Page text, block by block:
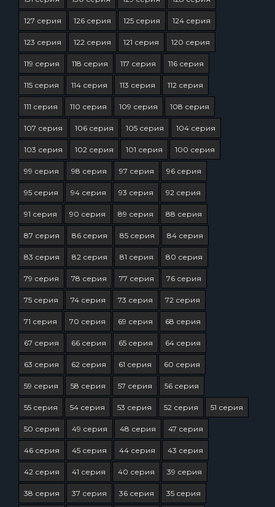
127 серия 126 серия 125 серия 124 серия
123 серия 122 серия 121 серия 120 серия
119 серия 118 серия 117 серия 116 серия
115 серия 114 серия 113 серия 112 серия
111 серия 110 серия 109 серия 108 серия
107 серия 106 серия 105 серия 104 серия
103 серия 102 серия 101 серия 100 серия
99 серия 98 серия 97 серия 96 серия
95 серия 94 серия 93 серия 92 серия
91 серия 90 серия 89 серия 88 серия
87 серия 86 серия 85 серия 84 серия
83 серия 82 серия 81 серия 80 серия
79 серия 78 серия 77 серия 76 серия
75 серия 74 серия 73 серия 72 серия
71 серия 70 серия 69 серия 68 серия
67 серия 66 серия 65 серия 64 серия
63 серия 62 серия 61 серия 60 серия
59 серия 58 серия 57 серия 56 серия
55 серия 54 серия 53 серия 52 серия 51 серия
50 серия 49 серия 48 серия 47 серия
46 серия 45 серия 44 серия 43 серия
42 серия 41 серия 40 серия 39 серия
38 серия 37 серия 36 серия 35 серия